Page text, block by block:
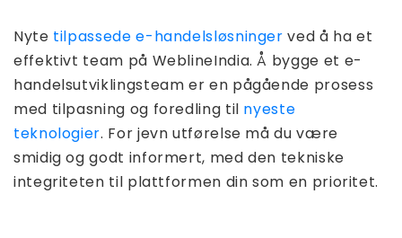
Nyte tilpassede e-handelsløsninger ved å ha et
effektivt team på WeblineIndia. Å bygge et e-
handelsutviklingsteam er en pågående prosess
med tilpasning og foredling til nyeste
teknologier. For jevn utførelse må du være
smidig og godt informert, med den tekniske
integriteten til plattformen din som en prioritet.